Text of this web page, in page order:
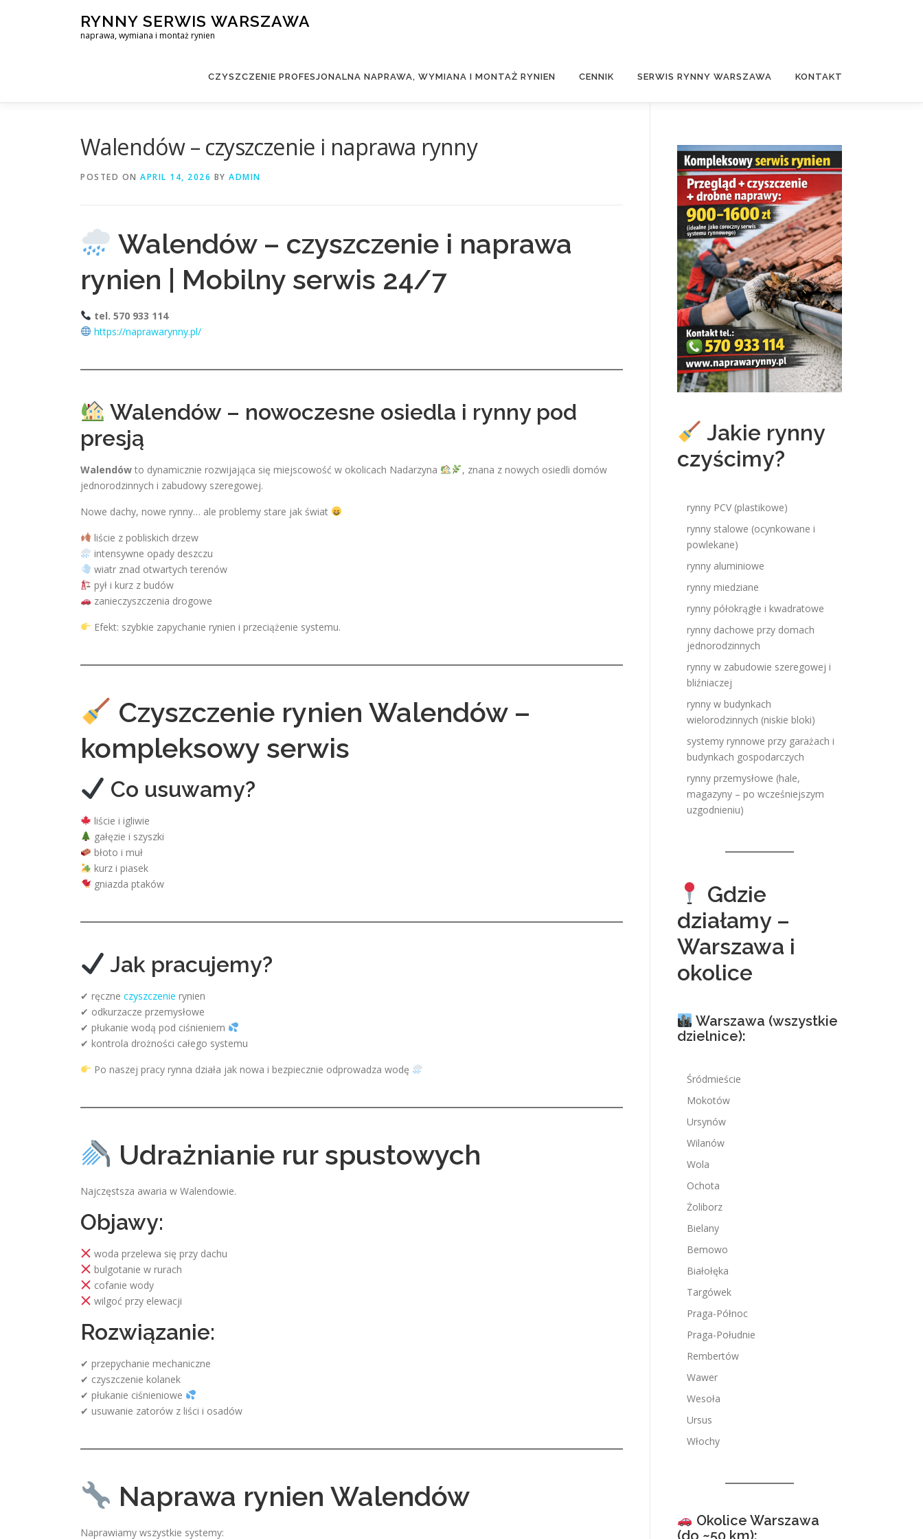
RYNNY SERWIS WARSZAWA
naprawa, wymiana i montaż rynien
CZYSZCZENIE PROFESJONALNA NAPRAWA, WYMIANA I MONTAŻ RYNIEN CENNIK SERWIS RYNNY WARSZAWA KONTAKT
Walendów – czyszczenie i naprawa rynny
POSTED ON APRIL 14, 2026 BY ADMIN
Walendów – czyszczenie i naprawa
rynien | Mobilny serwis 24/7
tel. 570 933 114
https://naprawarynny.pl/
Walendów – nowoczesne osiedla i rynny pod
presją
Walendów to dynamicznie rozwijająca się miejscowość w okolicach Nadarzyna
, znana z nowych osiedli domów
jednorodzinnych i zabudowy szeregowej.
Nowe dachy, nowe rynny… ale problemy stare jak świat
liście z pobliskich drzew
intensywne opady deszczu
wiatr znad otwartych terenów
pył i kurz z budów
zanieczyszczenia drogowe
Efekt: szybkie zapychanie rynien i przeciążenie systemu.
Czyszczenie rynien Walendów –
kompleksowy serwis
Co usuwamy?
liście i igliwie
gałęzie i szyszki
błoto i muł
kurz i piasek
gniazda ptaków
Jak pracujemy?
✔ ręczne czyszczenie rynien
✔ odkurzacze przemysłowe
✔ płukanie wodą pod ciśnieniem
✔ kontrola drożności całego systemu
Po naszej pracy rynna działa jak nowa i bezpiecznie odprowadza wodę
Udrażnianie rur spustowych
Najczęstsza awaria w Walendowie.
Objawy:
woda przelewa się przy dachu
bulgotanie w rurach
cofanie wody
wilgoć przy elewacji
Rozwiązanie:
✔ przepychanie mechaniczne
✔ czyszczenie kolanek
✔ płukanie ciśnieniowe
✔ usuwanie zatorów z liści i osadów
Naprawa rynien Walendów
Naprawiamy wszystkie systemy:
Jakie rynny
czyścimy?
rynny PCV (plastikowe)
rynny stalowe (ocynkowane i
powlekane)
rynny aluminiowe
rynny miedziane
rynny półokrągłe i kwadratowe
rynny dachowe przy domach
jednorodzinnych
rynny w zabudowie szeregowej i
bliźniaczej
rynny w budynkach
wielorodzinnych (niskie bloki)
systemy rynnowe przy garażach i
budynkach gospodarczych
rynny przemysłowe (hale,
magazyny – po wcześniejszym
uzgodnieniu)
Gdzie
działamy –
Warszawa i
okolice
Warszawa (wszystkie
dzielnice):
Śródmieście
Mokotów
Ursynów
Wilanów
Wola
Ochota
Żoliborz
Bielany
Bemowo
Białołęka
Targówek
Praga-Północ
Praga-Południe
Rembertów
Wawer
Wesoła
Ursus
Włochy
Okolice Warszawa
(do ~50 km):